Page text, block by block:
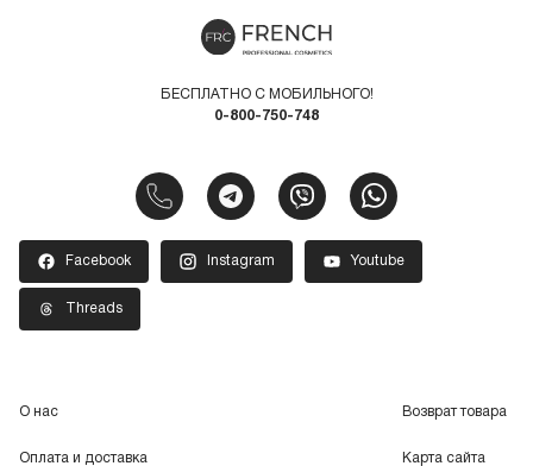
БЕСПЛАТНО С МОБИЛЬНОГО!
0-800-750-748
Facebook Instagram Youtube
Threads
О нас
Оплата и доставка
Возврат товара
Карта сайта